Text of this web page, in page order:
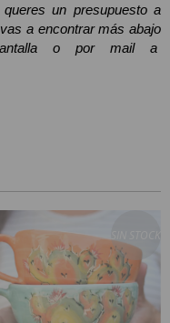
un presupuesto a
a encontrar más abajo